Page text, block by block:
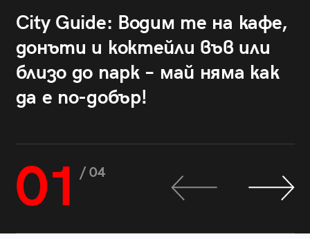
City Guide: Водим те на кафе,
донъти и коктейли във или
близо до парк – май няма как
да е по-добър!
01 / 04